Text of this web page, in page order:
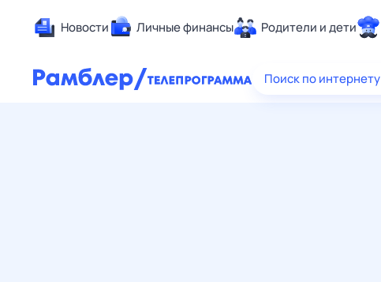
Новости Личные финансы Родители и дети
Здоровье
Поиск по интернету